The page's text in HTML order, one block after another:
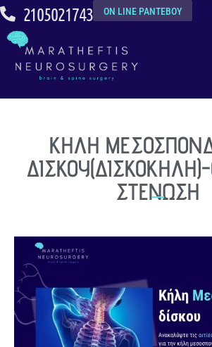
2105021743 ON LINE ΡΑΝΤΕΒΟΥ
ΚΗΛΗ
ΣΤΕΝΩΣΗ